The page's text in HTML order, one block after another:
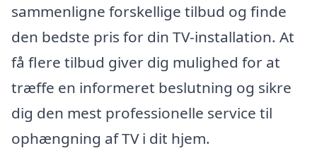
sammenligne forskellige tilbud og finde
den bedste pris for din TV-installation. At
få flere tilbud giver dig mulighed for at
træffe en informeret beslutning og sikre
dig den mest professionelle service til
ophængning af TV i dit hjem.